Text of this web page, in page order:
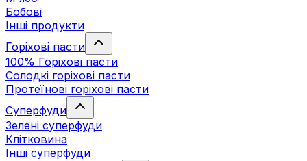
Бобові
Інші продукти
Горіхові пасти
100% Горіхові пасти
Солодкі горіхові пасти
Протеїнові горіхові пасти
Суперфуди
Зелені суперфуди
Клітковина
Інші суперфуди